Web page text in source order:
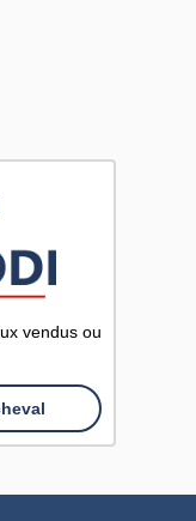
vendus ou